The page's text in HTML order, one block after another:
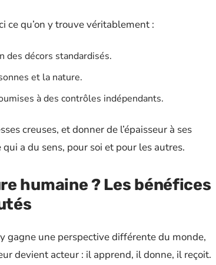
ce qu’on y trouve véritablement :
des décors standardisés.
et la nature.
à des contrôles indépendants.
creuses, et donner de l’épaisseur à ses
a du sens, pour soi et pour les autres.
humaine ? Les bénéfices
gagne une perspective différente du monde,
devient acteur : il apprend, il donne, il reçoit.